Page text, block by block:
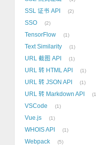
SSL 证书 API 2
SSO 2
TensorFlow 1
Text Similarity 1
URL 截图 API 1
URL 转 HTML API 1
URL 转 JSON API 1
URL 转 Markdown API 1
VSCode 1
Vue.js 1
WHOIS API 1
Webpack 5